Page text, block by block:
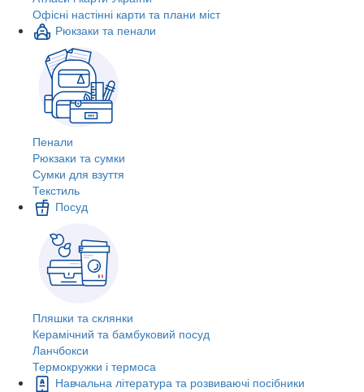
Офісні настінні карти та плани міст
Рюкзаки та пенали
Пенали
Рюкзаки та сумки
Сумки для взуття
Текстиль
Посуд
Пляшки та склянки
Керамічний та бамбуковий посуд
Ланчбокси
Термокружки і термоса
Навчальна література та розвиваючі посібники